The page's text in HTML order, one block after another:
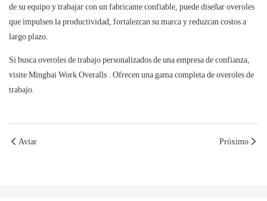
de su equipo y trabajar con un fabricante confiable, puede diseñar overoles
que impulsen la productividad, fortalezcan su marca y reduzcan costos a
largo plazo.
Si busca overoles de trabajo personalizados de una empresa de confianza,
visiteMingbai Work Overalls . Ofrecen una gama completa de overoles de
trabajo.
Aviar Próximo